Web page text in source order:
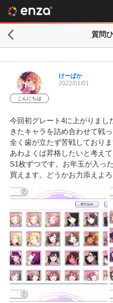
質問
こんにちは
けーぱか
2022/01/01
今回初グレート4に上がりまし
きたキャラを詰め合わせて戦
全く歯が立たず苦戦しており
あわよくば昇格したいと考え
S1枚ずつです。お年玉が入っ
買えます。どうかお力添えよ